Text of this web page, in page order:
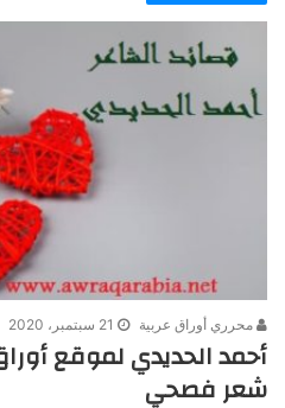
محرري أوراق عربية 21 سبتمبر، 2020
أحمد الحديدي لموقع
شعر فصحي